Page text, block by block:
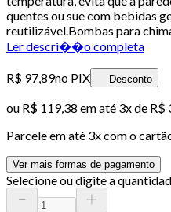
quentes ou sue com bebidas
reutilizável.Bombas para
Ler descri��o completa
R$ 97,89no PIX Desconto
ou R$ 119,38 em até 3x de R$
Parcele em até 3x com o
Ver mais formas de pagamento
Selecione ou digite a